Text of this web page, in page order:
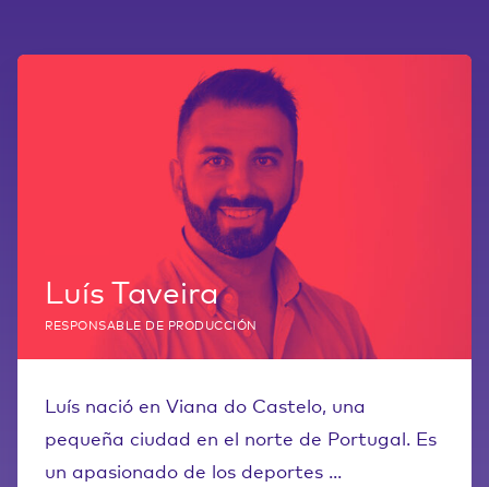
Luís Taveira
RESPONSABLE DE PRODUCCIÓN
Luís nació en Viana do Castelo, una
pequeña ciudad en el norte de Portugal. Es
un apasionado de los deportes ...